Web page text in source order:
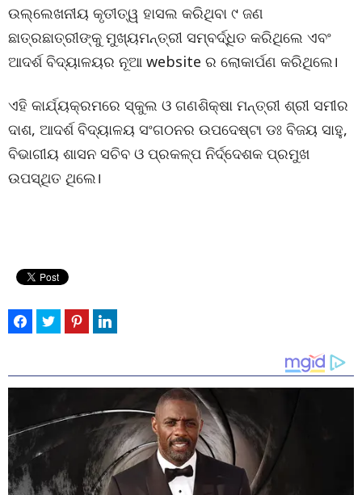
ଉଲ୍ଲେଖନୀୟ କୃତୀତ୍ୱ ହାସଲ କରିଥିବା ୯ ଜଣ
ଛାତ୍ରଛାତ୍ରୀଙ୍କୁ ମୁଖ୍ୟମନ୍ତ୍ରୀ ସମ୍ବର୍ଦ୍ଧିତ କରିଥିଲେ ଏବଂ
ଆଦର୍ଶ ବିଦ୍ୟାଳୟର ନୂଆ website ର ଲୋକାର୍ପଣ କରିଥିଲେ।
ଏହି କାର୍ଯ୍ୟକ୍ରମରେ ସ୍କୁଲ ଓ ଗଣଶିକ୍ଷା ମନ୍ତ୍ରୀ ଶ୍ରୀ ସମୀର
ଦାଶ, ଆଦର୍ଶ ବିଦ୍ୟାଳୟ ସଂଗଠନର ଉପଦେଷ୍ଟା ଡଃ ବିଜୟ ସାହୁ,
ବିଭାଗୀୟ ଶାସନ ସଚିବ ଓ ପ୍ରକଳ୍ପ ନିର୍ଦ୍ଦେଶକ ପ୍ରମୁଖ
ଉପସ୍ଥିତ ଥିଲେ।